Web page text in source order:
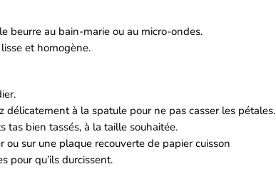
beurre au bain-marie ou au micro-ondes.
et homogène.
à la spatule pour ne pas casser les pétales.
tas bien tassés, à la taille souhaitée.
sur une plaque recouverte de papier cuisson
pour qu’ils durcissent.